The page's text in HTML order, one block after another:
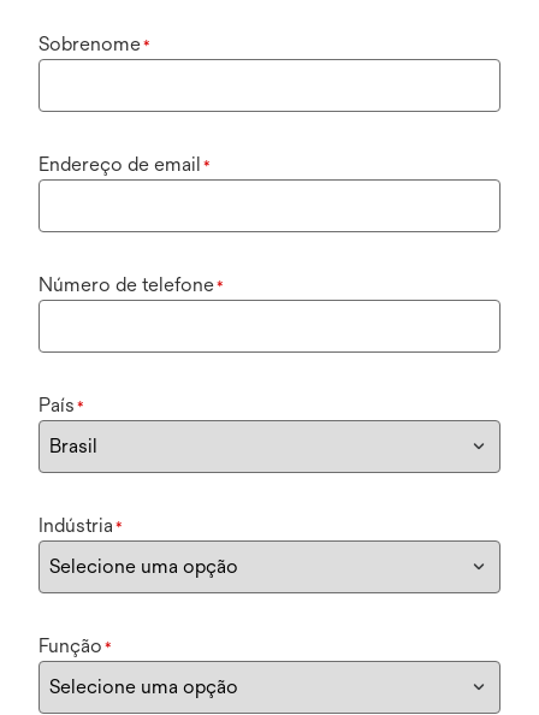
Sobrenome*
Endereço de email *
Número de telefone*
País *
Indústria *
Função *